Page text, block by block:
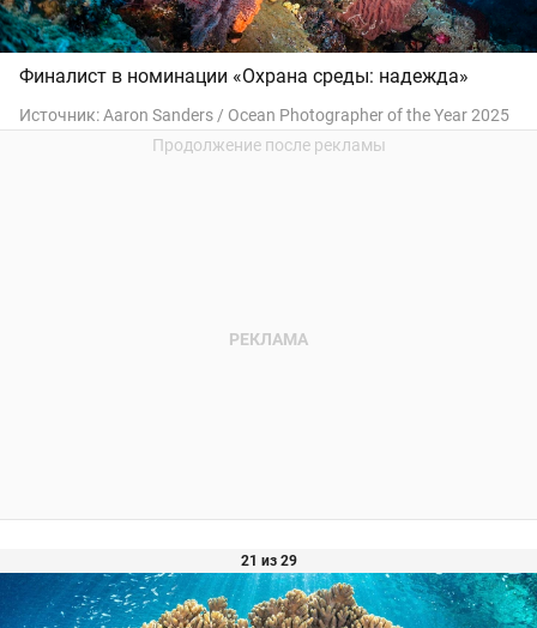
Финалист в номинации «Охрана среды: надежда»
Источник:Aaron Sanders / Ocean Photographer of the Year 2025
21 из 29